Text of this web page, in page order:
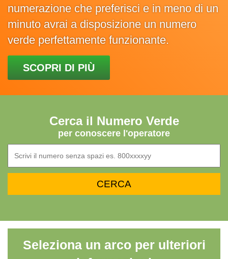
numerazione che preferisci e in meno di un
minuto avrai a disposizione un numero
verde perfettamente funzionante.
SCOPRI DI PIÙ
Cerca il Numero Verde
per conoscere l'operatore
Seleziona un arco per ulteriori